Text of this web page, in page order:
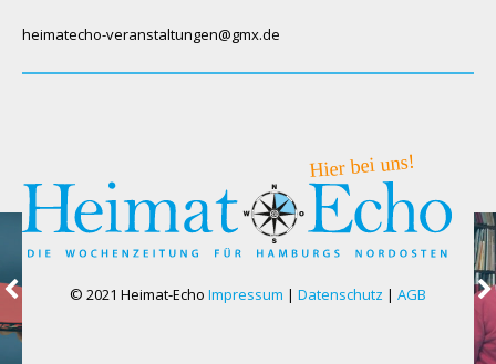
heimatecho-veranstaltungen@gmx.de
© 2021 Heimat-Echo Impressum | Datenschutz | AGB